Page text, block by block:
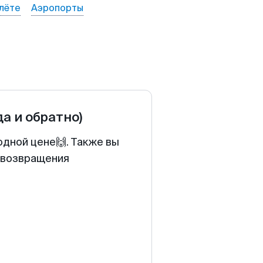
Аэропорты
и обратно)
цене🙌. Также вы